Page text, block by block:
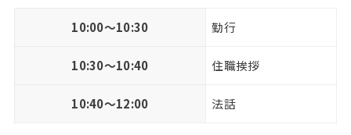
10:00〜10:30 勤行
10:30〜10:40 住職挨拶
10:40〜12:00 法話